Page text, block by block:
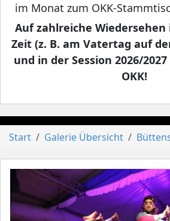
im Monat zum OKK-
Auf zahlreiche
Zeit (z. B. am Vatertag auf
und in der Session 2026/
OKK!
Start Galerie Übersicht